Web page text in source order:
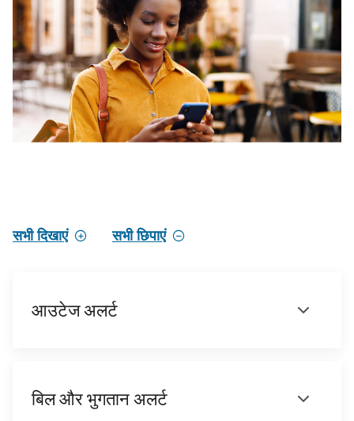
सभी दिखाएं सभी छिपाएं
आउटेज अलर्ट
बिल और भुगतान अलर्ट